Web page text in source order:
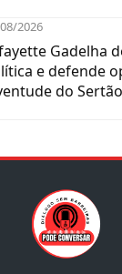
2026
Gadelha
e defende
do Sertão